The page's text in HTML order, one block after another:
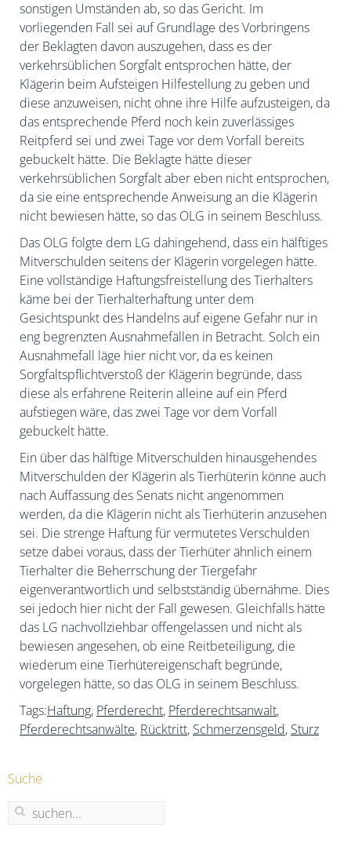
sonstigen Umständen ab, so das Gericht. Im
vorliegenden Fall sei auf Grundlage des Vorbringens
der Beklagten davon auszugehen, dass es der
verkehrsüblichen Sorgfalt entsprochen hätte, der
Klägerin beim Aufsteigen Hilfestellung zu geben und
diese anzuweisen, nicht ohne ihre Hilfe aufzusteigen, da
das entsprechende Pferd noch kein zuverlässiges
Reitpferd sei und zwei Tage vor dem Vorfall bereits
gebuckelt hätte. Die Beklagte hätte dieser
verkehrsüblichen Sorgfalt aber eben nicht entsprochen,
da sie eine entsprechende Anweisung an die Klägerin
nicht bewiesen hätte, so das OLG in seinem Beschluss.
Das OLG folgte dem LG dahingehend, dass ein hälftiges
Mitverschulden seitens der Klägerin vorgelegen hätte.
Eine vollständige Haftungsfreistellung des Tierhalters
käme bei der Tierhalterhaftung unter dem
Gesichtspunkt des Handelns auf eigene Gefahr nur in
eng begrenzten Ausnahmefällen in Betracht. Solch ein
Ausnahmefall läge hier nicht vor, da es keinen
Sorgfaltspflichtverstoß der Klägerin begründe, dass
diese als erfahrene Reiterin alleine auf ein Pferd
aufstiegen wäre, das zwei Tage vor dem Vorfall
gebuckelt hätte.
Ein über das hälftige Mitverschulden hinausgehendes
Mitverschulden der Klägerin als Tierhüterin könne auch
nach Auffassung des Senats nicht angenommen
werden, da die Klägerin nicht als Tierhüterin anzusehen
sei. Die strenge Haftung für vermutetes Verschulden
setze dabei voraus, dass der Tierhüter ähnlich einem
Tierhalter die Beherrschung der Tiergefahr
eigenverantwortlich und selbstständig übernähme. Dies
sei jedoch hier nicht der Fall gewesen. Gleichfalls hätte
das LG nachvollziehbar offengelassen und nicht als
bewiesen angesehen, ob eine Reitbeteiligung, die
wiederum eine Tierhütereigenschaft begründe,
vorgelegen hätte, so das OLG in seinem Beschluss.
Tags:Haftung, Pferderecht, Pferderechtsanwalt,
Pferderechtsanwälte, Rücktritt, Schmerzensgeld, Sturz
Suche